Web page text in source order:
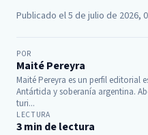
Publicado el 5 de julio de 2026,
POR
Maité Pereyra
Maité Pereyra es un perfil editorial
Antártida y soberanía argentina.
turi...
LECTURA
3 min de lectura